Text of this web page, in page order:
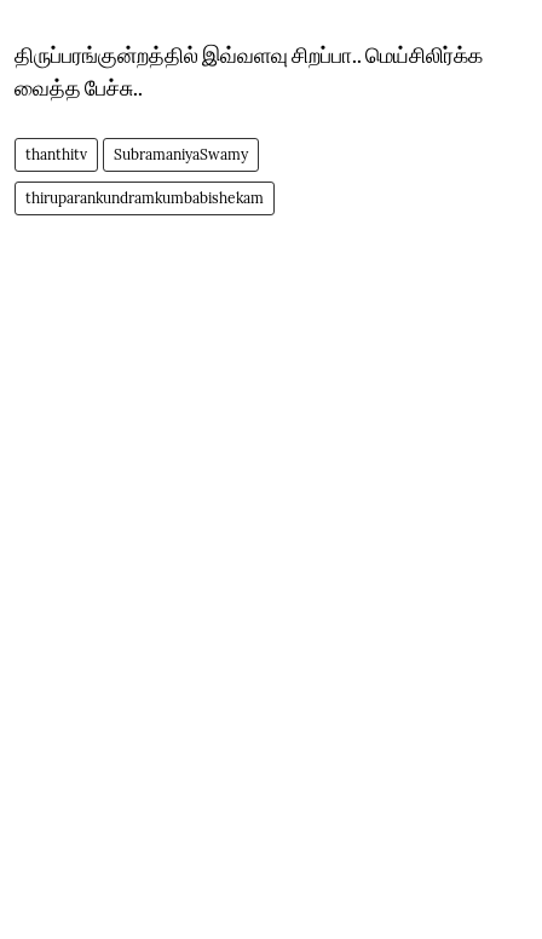
திருப்பரங்குன்றத்தில் இவ்வளவு சிறப்பா.. மெய்சிலிர்க்க
வைத்த பேச்சு..
thanthitv SubramaniyaSwamy
thiruparankundramkumbabishekam